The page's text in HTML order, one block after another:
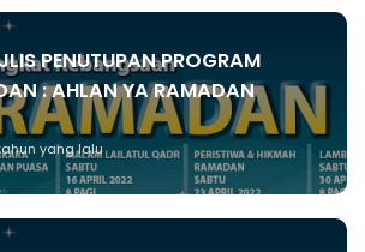
PENUTUPAN PROGRAM
: AHLAN YA RAMADAN
yang lalu